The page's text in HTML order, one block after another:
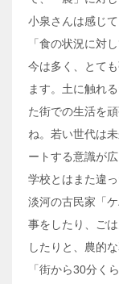
小泉さんは感じて
「食の状況に対
今は多く、とて
ます。土に触れ
た街での生活を
ね。若い世代は
ートする意識が
学校とはまた違
淡河の古民家「
事をしたり、ご
したりと、農的
「街から30分く